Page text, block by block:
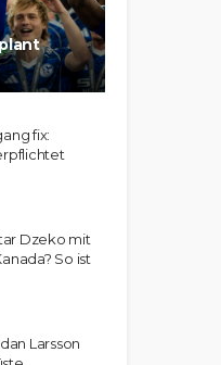
fix:
Dzeko mit
So ist
Larsson